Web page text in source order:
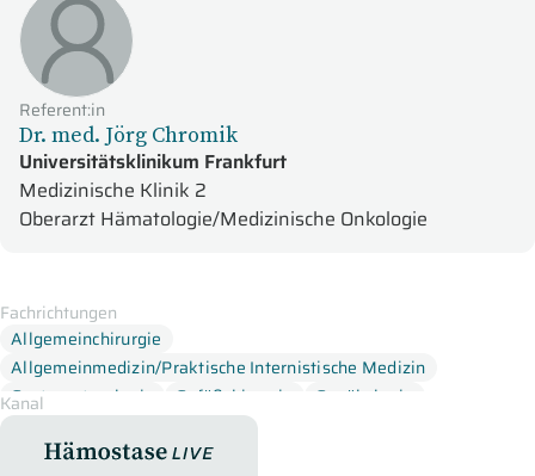
Referent:in
Dr. med. Jörg Chromik
Universitätsklinikum Frankfurt
Medizinische Klinik 2
Oberarzt Hämatologie/Medizinische Onkologie
Fachrichtungen
Allgemeinchirurgie
Allgemeinmedizin/Praktische Internistische Medizin
Gastroenterologie
Gefäßchirurgie
Gynäkologie
Hämostaseologie
Transfusionsmedizin
Kanal
HämostaseLive